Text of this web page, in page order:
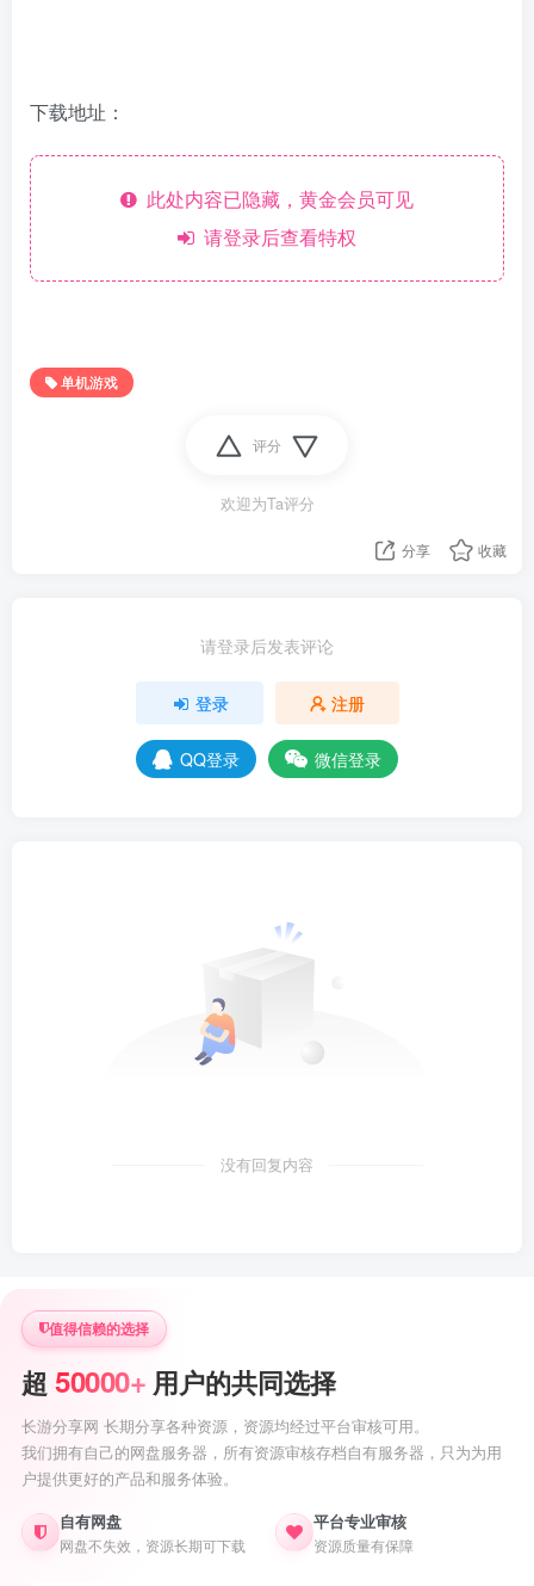
下载地址：
此处内容已隐藏，黄金会员可见
请登录后查看特权
单机游戏
评分
欢迎为Ta评分
分享 收藏
请登录后发表评论
登录 注册
QQ登录 微信登录
没有回复内容
值得信赖的选择
超 50000+ 用户的共同选择
长游分享网 长期分享各种资源，资源均经过平台审核可用。
我们拥有自己的网盘服务器，所有资源审核存档自有服务器，只为为用
户提供更好的产品和服务体验。
自有网盘
网盘不失效，资源长期可下载
平台专业审核
资源质量有保障